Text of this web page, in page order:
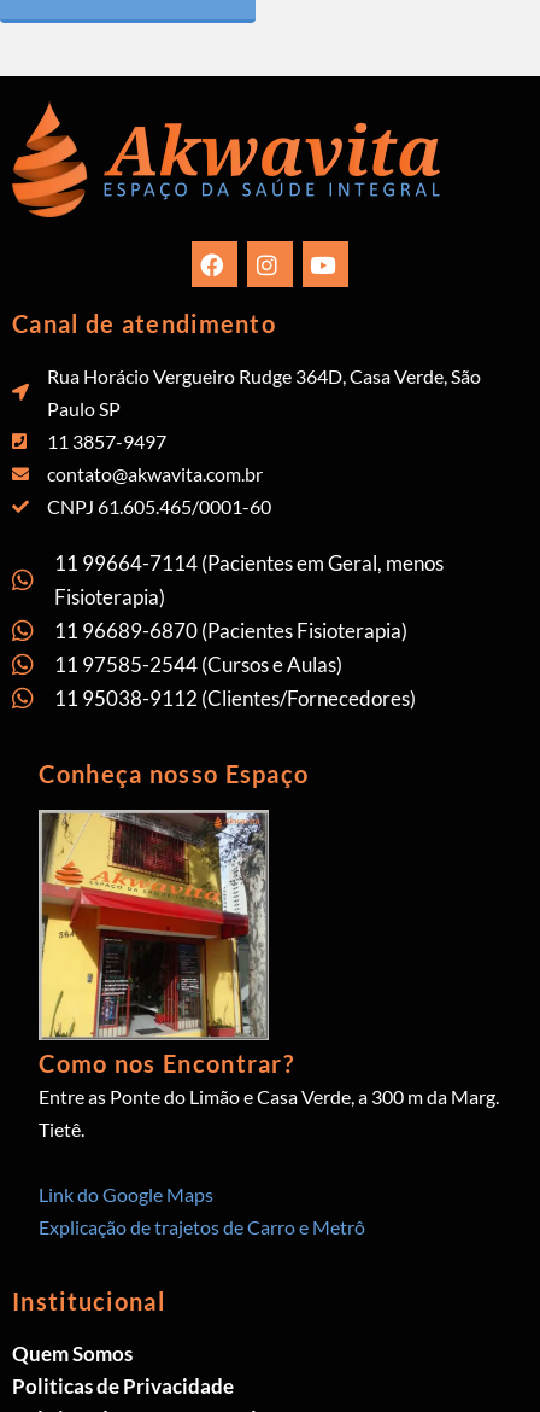
Canal de atendimento
Rua Horácio Vergueiro Rudge 364D, Casa Verde, São
Paulo SP
11 3857-9497
contato@akwavita.com.br
CNPJ 61.605.465/0001-60
11 99664-7114 (Pacientes em Geral, menos
Fisioterapia)
11 96689-6870 (Pacientes Fisioterapia)
11 97585-2544 (Cursos e Aulas)
11 95038-9112 (Clientes/Fornecedores)
Conheça nosso Espaço
Como nos Encontrar?
Entre as Ponte do Limão e Casa Verde, a 300 m da Marg.
Tietê.
Link do Google Maps
Explicação de trajetos de Carro e Metrô
Institucional
Quem Somos
Politicas de Privacidade